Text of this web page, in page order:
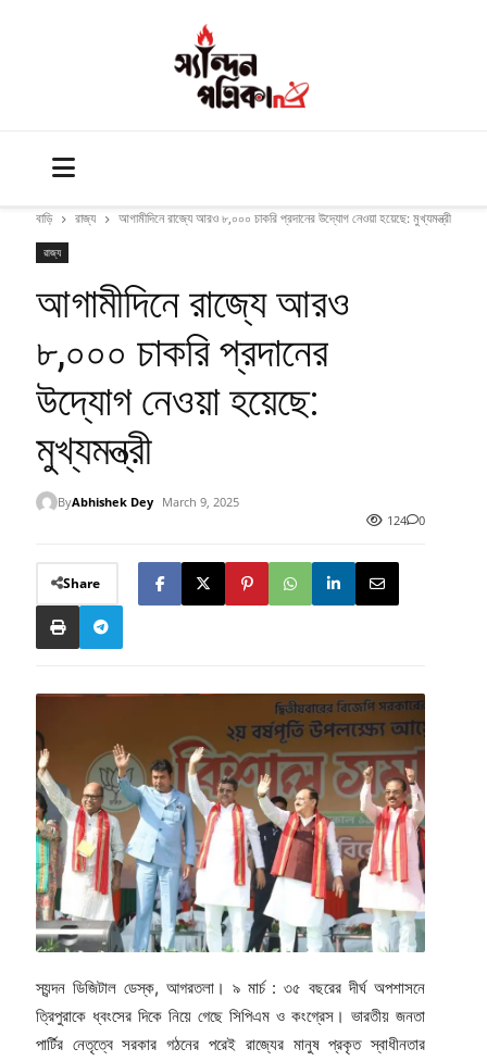
বাড়ি রাজ্য আগামীদিনে রাজ্যে আরও ৮,০০০ চাকরি প্রদানের উদ্যোগ নেওয়া হয়েছে: মুখ্যমন্ত্রী
রাজ্য
আগামীদিনে রাজ্যে আরও
৮,০০০ চাকরি প্রদানের
উদ্যোগ নেওয়া হয়েছে:
মুখ্যমন্ত্রী
ByAbhishek Dey
March 9, 2025
124
0
Share
স্যন্দন ডিজিটাল ডেস্ক, আগরতলা। ৯ মার্চ : ৩৫ বছরের দীর্ঘ অপশাসনে
ত্রিপুরাকে ধ্বংসের দিকে নিয়ে গেছে সিপিএম ও কংগ্রেস। ভারতীয় জনতা
পার্টির নেতৃত্বে সরকার গঠনের পরেই রাজ্যের মানুষ প্রকৃত স্বাধীনতার